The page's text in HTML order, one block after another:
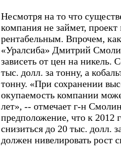
Несмотря на то что
компания не займет,
рентабельным. Впрочем,
«Уралсиба» Дмитрий
зависеть от цен на никель.
тыс. долл. за тонну, а
тонну. «При сохранении
окупаемость компании
лет», -- отмечает г-н
предположение, что к 2012
снизиться до 20 тыс. долл.
должен нивелировать рост